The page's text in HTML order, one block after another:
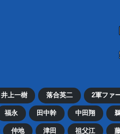
井上一樹 落合英二 2軍ファ
福永 田中幹 中田翔
仲地 津田 祖父江